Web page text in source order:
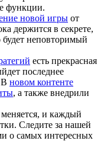
функции.
новой игры от
держится в секрете,
неповторимый
есть прекрасная
последнее
В новом контенте
, а также внедрили
и каждый
Следите за нашей
о самых интересных